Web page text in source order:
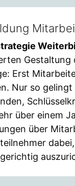
Erst
Nur so
über einem
über